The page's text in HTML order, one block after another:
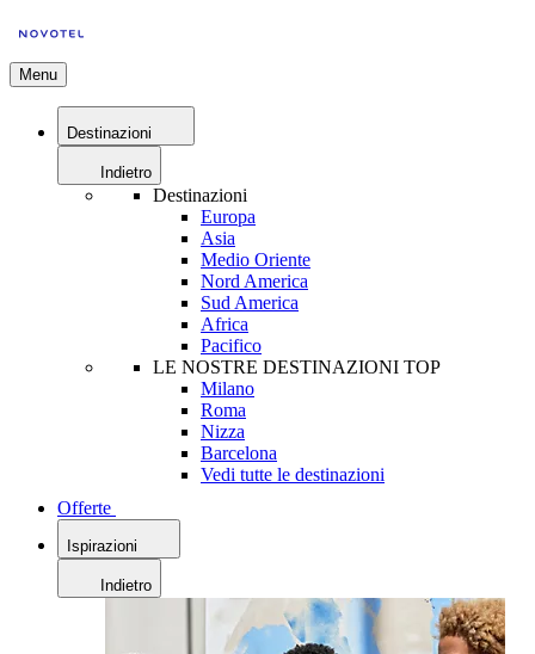
Menu
Destinazioni
Indietro
Destinazioni
Europa
Asia
Medio Oriente
Nord America
Sud America
Africa
Pacifico
LE NOSTRE DESTINAZIONI TOP
Milano
Roma
Nizza
Barcelona
Vedi tutte le destinazioni
Offerte
Ispirazioni
Indietro